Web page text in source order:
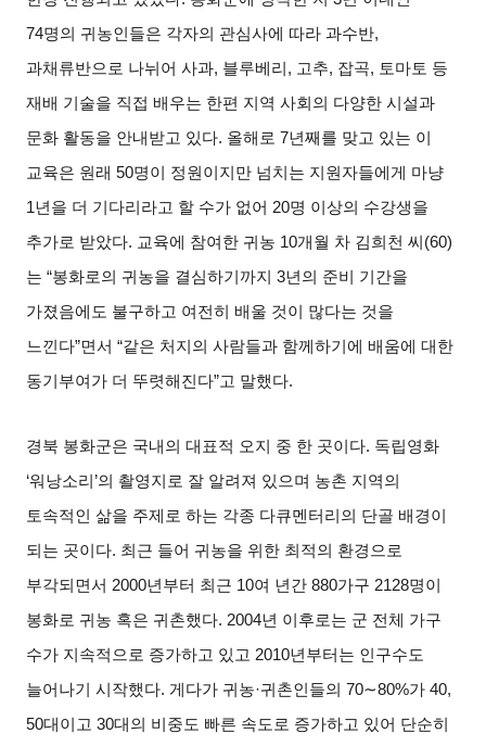
74명의 귀농인들은 각자의 관심사에 따라 과수반,
과채류반으로 나뉘어 사과, 블루베리 , 고추, 잡곡, 토마토 등
재배 기술을 직접 배우는 한편 지역 사회의 다양한 시설과
문화 활동을 안내받고 있다. 올해로 7년째를 맞고 있는 이
교육은 원래 50명이 정원이지만 넘치는 지원자들에게 마냥
1년을 더 기다리라고 할 수가 없어 20명 이상의 수강생을
추가로 받았다. 교육에 참여한 귀농 10개월 차 김희천 씨 (60)
는 “봉화로의 귀농을 결심하기까지 3년의 준비 기간을
가졌음에도 불구하고 여전히 배울 것이 많다는 것을
느낀다”면서 “같은 처지의 사람들과 함께하기에 배움에 대한
동기부여가 더 뚜렷해진다”고 말했다.
경북 봉화군은 국내의 대표적 오지 중 한 곳이다. 독립영화
‘워낭소리 ’의 촬영지로 잘 알려져 있으며 농촌 지역의
토속적인 삶을 주제로 하는 각종 다큐멘터리의 단골 배경이
되는 곳이다. 최근 들어 귀농을 위한 최적의 환경으로
부각되면서 2000년부터 최근 10여 년간 880가구 2128명이
봉화로 귀농 혹은 귀촌했다. 2004년 이후로는 군 전체 가구
수가 지속적으로 증가하고 있고 2010년부터는 인구수도
늘어나기 시작했다. 게다가 귀농·귀촌인들의 70∼80%가 40,
50대이고 30대의 비중도 빠른 속도로 증가하고 있어 단순히